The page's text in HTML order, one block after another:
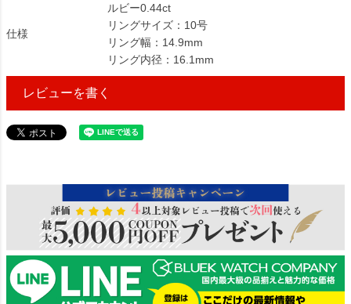
仕様
ルビー0.44ct
リングサイズ：10号
リング幅：14.9mm
リング内径：16.1mm
レビューを書く